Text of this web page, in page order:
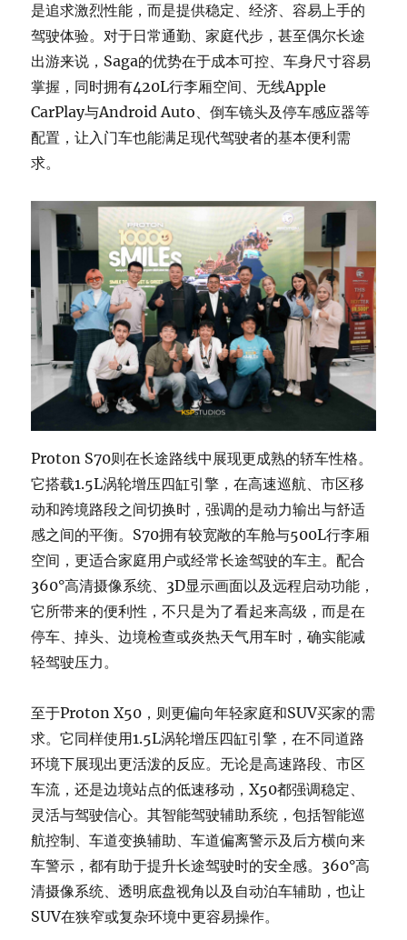
是追求激烈性能，而是提供稳定、经济、容易上手的
驾驶体验。对于日常通勤、家庭代步，甚至偶尔长途
出游来说，Saga的优势在于成本可控、车身尺寸容易
掌握，同时拥有420L行李厢空间、无线Apple
CarPlay与Android Auto、倒车镜头及停车感应器等
配置，让入门车也能满足现代驾驶者的基本便利需
求。
Proton S70则在长途路线中展现更成熟的轿车性格。
它搭载1.5L涡轮增压四缸引擎，在高速巡航、市区移
动和跨境路段之间切换时，强调的是动力输出与舒适
感之间的平衡。S70拥有较宽敞的车舱与500L行李厢
空间，更适合家庭用户或经常长途驾驶的车主。配合
360°高清摄像系统、3D显示画面以及远程启动功能，
它所带来的便利性，不只是为了看起来高级，而是在
停车、掉头、边境检查或炎热天气用车时，确实能减
轻驾驶压力。
至于Proton X50，则更偏向年轻家庭和SUV买家的需
求。它同样使用1.5L涡轮增压四缸引擎，在不同道路
环境下展现出更活泼的反应。无论是高速路段、市区
车流，还是边境站点的低速移动，X50都强调稳定、
灵活与驾驶信心。其智能驾驶辅助系统，包括智能巡
航控制、车道变换辅助、车道偏离警示及后方横向来
车警示，都有助于提升长途驾驶时的安全感。360°高
清摄像系统、透明底盘视角以及自动泊车辅助，也让
SUV在狭窄或复杂环境中更容易操作。